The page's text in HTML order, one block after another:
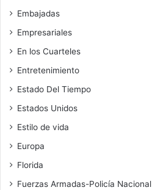
Embajadas
Empresariales
En los Cuarteles
Entretenimiento
Estado Del Tiempo
Estados Unidos
Estilo de vida
Europa
Florida
Fuerzas Armadas-Policía Nacional